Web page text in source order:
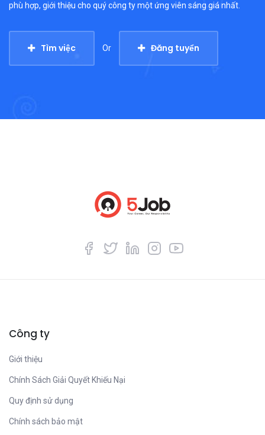
phù hợp, giới thiệu cho quý công ty một ứng viên sáng giá nhất.
Tìm việc Or Đăng tuyển
Công ty
Giới thiệu
Chính Sách Giải Quyết Khiếu Nại
Quy định sử dụng
Chính sách bảo mật